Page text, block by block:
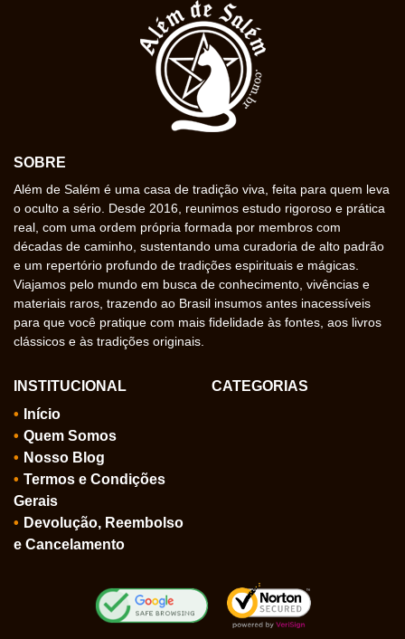
SOBRE
Além de Salém é uma casa de tradição viva, feita para quem leva
o oculto a sério. Desde 2016, reunimos estudo rigoroso e prática
real, com uma ordem própria formada por membros com
décadas de caminho, sustentando uma curadoria de alto padrão
e um repertório profundo de tradições espirituais e mágicas.
Viajamos pelo mundo em busca de conhecimento, vivências e
materiais raros, trazendo ao Brasil insumos antes inacessíveis
para que você pratique com mais fidelidade às fontes, aos livros
clássicos e às tradições originais.
INSTITUCIONAL
Início
Quem Somos
Nosso Blog
Termos e Condições
Gerais
Devolução, Reembolso
e Cancelamento
CATEGORIAS